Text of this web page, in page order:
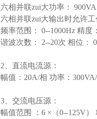
六相并联zui大功率： 900VA
六相并联zui大输出时允许工
频率范围： 0--1000Hz 精度
谐波次数： 2--20次 相位：
2、直流电流源：
幅值：20A/相 功率：
3、交流电压源：
幅值范围 ：6 ×（0--125V）